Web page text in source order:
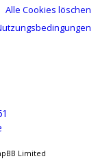
Alle Cookies löschen
Limited